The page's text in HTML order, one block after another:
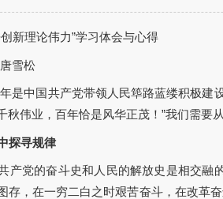
新理论伟力”学习体会与心得
雪松
是中国共产党带领人民筚路蓝缕积极
秋伟业，百年恰是风华正茂！”我们需要
探寻规律
产党的奋斗史和人民的解放史是相交融
存，在一穷二白之时艰苦奋斗，在改革